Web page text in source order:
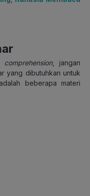
comprehension, jangan
yang dibutuhkan untuk
beberapa materi